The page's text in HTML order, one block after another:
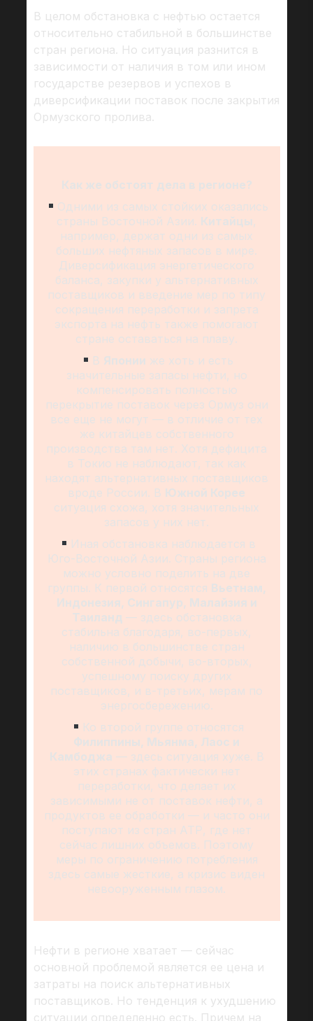
В целом обстановка с нефтью остается
относительно стабильной в большинстве
стран региона. Но ситуация разнится в
зависимости от наличия в том или ином
государстве резервов и успехов в
диверсификации поставок после закрытия
Ормузского пролива.
Как же обстоят дела в регионе?
Одними из самых стойких оказались
страны Восточной Азии. Китайцы,
например, держат одни из самых
больших нефтяных запасов в мире.
Диверсификация энергетического
баланса, закупки у альтернативных
поставщиков и введение мер по типу
сокращения переработки и запрета
экспорта на нефть также помогают
стране оставаться на плаву.
В Японии же хоть и есть
значительные запасы нефти, но
компенсировать полностью
перекрытие поставок через Ормуз они
все еще не могут — в отличие от тех
же китайцев собственного
производства там нет. Хотя дефицита
в Токио не наблюдают, так как
находят альтернативных поставщиков
вроде России. В Южной Корее
ситуация схожа, хотя значительных
запасов у них нет.
Иная обстановка наблюдается в
Юго-Восточной Азии. Страны региона
можно условно поделить на две
группы. К первой относятся Вьетнам,
Индонезия, Сингапур, Малайзия и
Таиланд — здесь обстановка
стабильна благодаря, во-первых,
наличию в большинстве стран
собственной добычи, во-вторых,
успешному поиску других
поставщиков, и в-третьих, мерам по
энергосбережению.
Ко второй группе относятся
Филиппины, Мьянма, Лаос и
Камбоджа — здесь ситуация хуже. В
этих странах фактически нет
переработки, что делает их
зависимыми не от поставок нефти, а
продуктов ее обработки — и часто они
поступают из стран АТР, где нет
сейчас лишних объемов. Поэтому
меры по ограничению потребления
здесь самые жесткие, а кризис виден
невооруженным глазом.
Нефти в регионе хватает — сейчас
основной проблемой является ее цена и
затраты на поиск альтернативных
поставщиков. Но тенденция к ухудшению
ситуации определенно есть. Причем на